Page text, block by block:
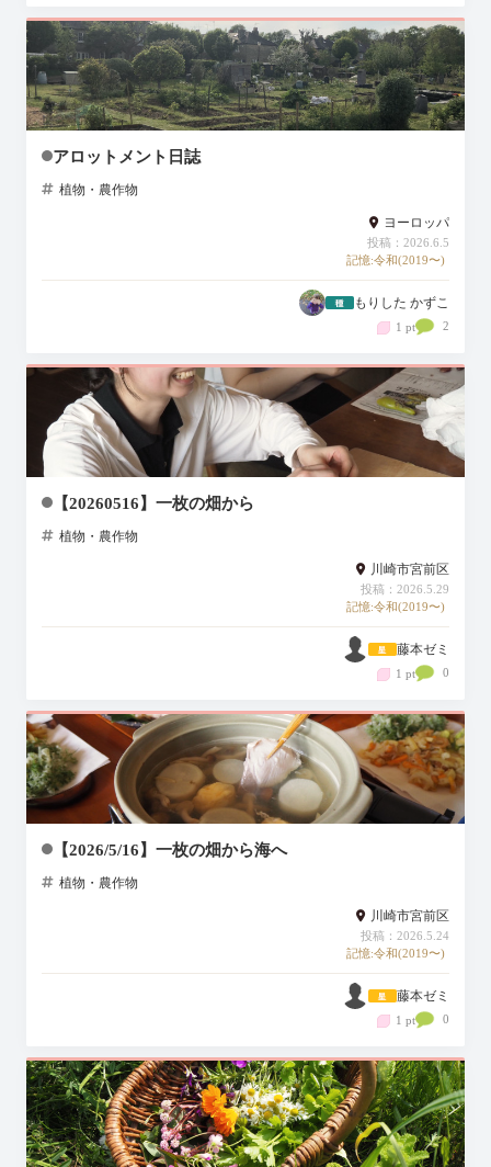
アロットメント日誌
植物・農作物
ヨーロッパ
投稿：2026.6.5
記憶:令和(2019〜)
もりした かずこ
1 pt 2
【20260516】一枚の畑から
植物・農作物
川崎市宮前区
投稿：2026.5.29
記憶:令和(2019〜)
藤本ゼミ
1 pt 0
【2026/5/16】一枚の畑から海へ
植物・農作物
川崎市宮前区
投稿：2026.5.24
記憶:令和(2019〜)
藤本ゼミ
1 pt 0